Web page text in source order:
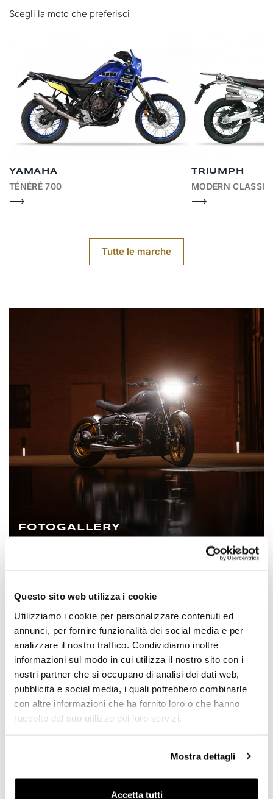
Questo sito web utilizza i cookie
Utilizziamo i cookie per personalizzare contenuti ed
annunci, per fornire funzionalità dei social media e per
analizzare il nostro traffico. Condividiamo inoltre
informazioni sul modo in cui utilizza il nostro sito con i
nostri partner che si occupano di analisi dei dati web,
pubblicità e social media, i quali potrebbero combinarle
con altre informazioni che ha fornito loro o che hanno
raccolto dal suo utilizzo dei loro servizi.
Mostra dettagli
Accetta tutti
Scegli la moto che preferisci
YAMAHA
TÉNÉRÉ 700
TRIUMPH
MODERN
Tutte le marche
FOTOGALLERY